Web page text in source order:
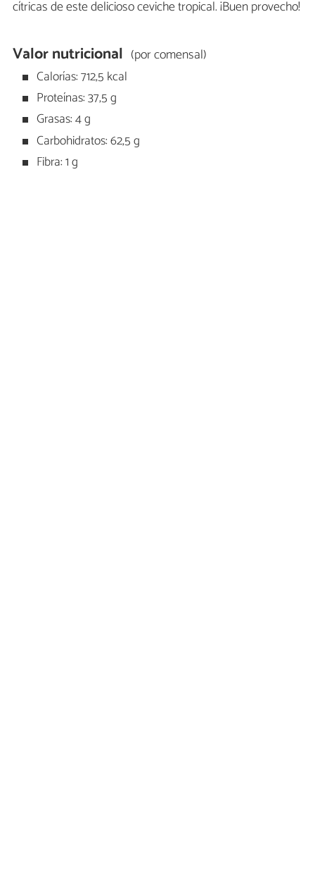
cítricas de este delicioso ceviche tropical. ¡Buen provecho!
Valor nutricional (por comensal)
Calorías: 712,5 kcal
Proteínas: 37,5 g
Grasas: 4 g
Carbohidratos: 62,5 g
Fibra: 1 g